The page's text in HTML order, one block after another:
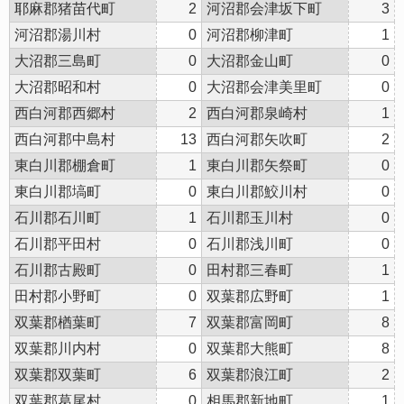
耶麻郡猪苗代町
2 河沼郡会津坂下町
3
河沼郡湯川村
0 河沼郡柳津町
1
大沼郡三島町
0 大沼郡金山町
0
大沼郡昭和村
0 大沼郡会津美里町
0
西白河郡西郷村
2 西白河郡泉崎村
1
西白河郡中島村
13 西白河郡矢吹町
2
東白川郡棚倉町
1 東白川郡矢祭町
0
東白川郡塙町
0 東白川郡鮫川村
0
石川郡石川町
1 石川郡玉川村
0
石川郡平田村
0 石川郡浅川町
0
石川郡古殿町
0 田村郡三春町
1
田村郡小野町
0 双葉郡広野町
1
双葉郡楢葉町
7 双葉郡富岡町
8
双葉郡川内村
0 双葉郡大熊町
8
双葉郡双葉町
6 双葉郡浪江町
2
双葉郡葛尾村
0 相馬郡新地町 1